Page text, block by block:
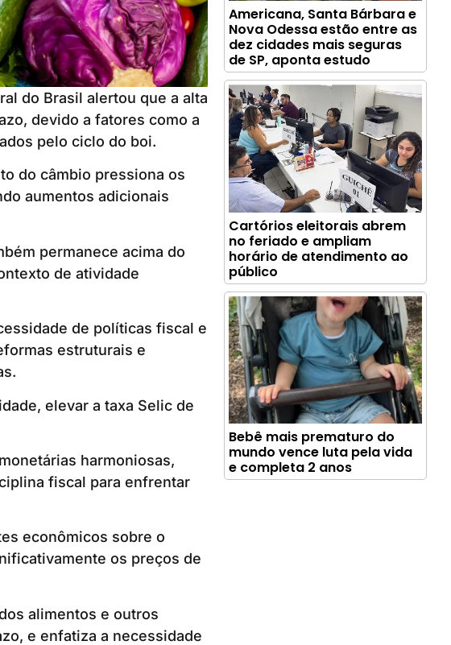
do Brasil alertou que a alta
devido a fatores como a
pelo ciclo do boi.
do câmbio pressiona os
aumentos adicionais
permanece acima do
de atividade
de políticas fiscal e
estruturais e
elevar a taxa Selic de
harmoniosas,
fiscal para enfrentar
econômicos sobre o
os preços de
alimentos e outros
e enfatiza a necessidade
Americana, Santa Bárbara e
Nova Odessa estão entre as
dez cidades mais seguras
de SP, aponta estudo
Cartórios eleitorais abrem
no feriado e ampliam
horário de atendimento ao
público
Bebê mais prematuro do
mundo vence luta pela vida
e completa 2 anos